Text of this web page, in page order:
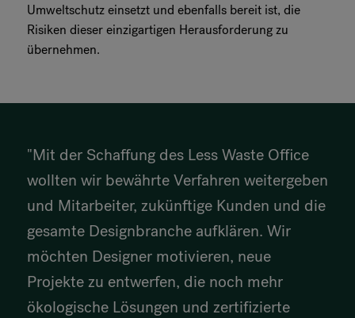
Umweltschutz einsetzt und ebenfalls bereit ist, die
Risiken dieser einzigartigen Herausforderung zu
übernehmen.
"Mit der Schaffung des Less Waste Office
wollten wir bewährte Verfahren weitergeben
und Mitarbeiter, zukünftige Kunden und die
gesamte Designbranche aufklären. Wir
möchten Designer motivieren, neue
Projekte zu entwerfen, die noch mehr
ökologische Lösungen und zertifizierte